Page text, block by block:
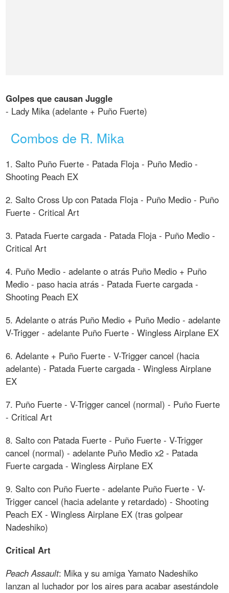
Golpes que causan Juggle
- Lady Mika (adelante + Puño Fuerte)
Combos de R. Mika
1. Salto Puño Fuerte - Patada Floja - Puño Medio -
Shooting Peach EX
2. Salto Cross Up con Patada Floja - Puño Medio - Puño
Fuerte - Critical Art
3. Patada Fuerte cargada - Patada Floja - Puño Medio -
Critical Art
4. Puño Medio - adelante o atrás Puño Medio + Puño
Medio - paso hacia atrás - Patada Fuerte cargada -
Shooting Peach EX
5. Adelante o atrás Puño Medio + Puño Medio - adelante
V-Trigger - adelante Puño Fuerte - Wingless Airplane EX
6. Adelante + Puño Fuerte - V-Trigger cancel (hacia
adelante) - Patada Fuerte cargada - Wingless Airplane
EX
7. Puño Fuerte - V-Trigger cancel (normal) - Puño Fuerte
- Critical Art
8. Salto con Patada Fuerte - Puño Fuerte - V-Trigger
cancel (normal) - adelante Puño Medio x2 - Patada
Fuerte cargada - Wingless Airplane EX
9. Salto con Puño Fuerte - adelante Puño Fuerte - V-
Trigger cancel (hacia adelante y retardado) - Shooting
Peach EX - Wingless Airplane EX (tras golpear
Nadeshiko)
Critical Art
Peach Assault: Mika y su amiga Yamato Nadeshiko
lanzan al luchador por los aires para acabar asestándole